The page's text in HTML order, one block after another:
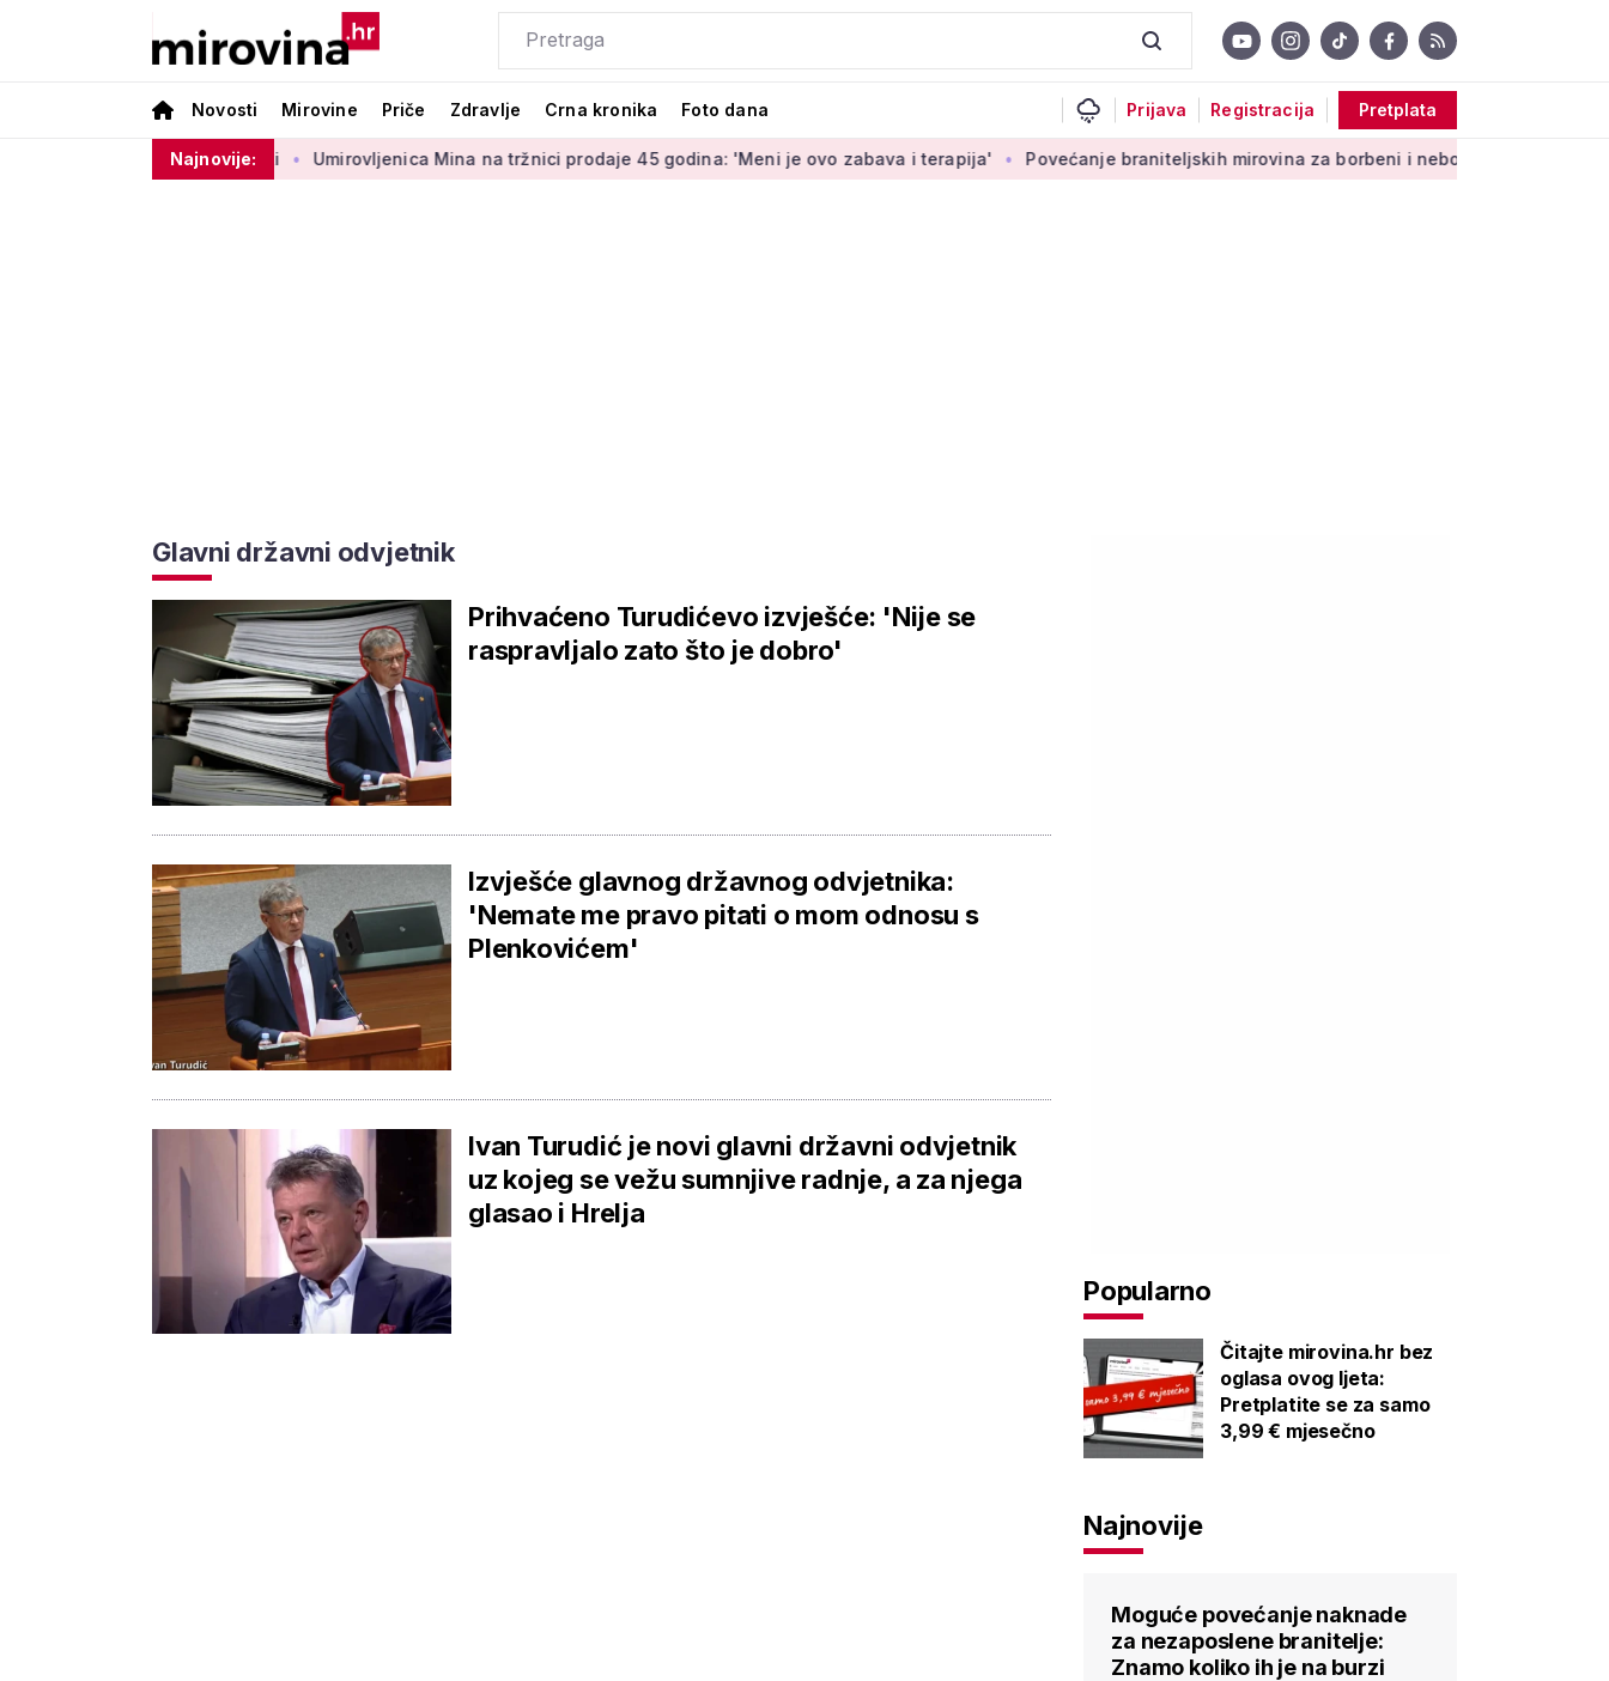
Novosti Mirovine Priče Zdravlje Crna kronika Foto dana Prijava Registracija Pretplata
Najnovije:
sektora 50 centi Umirovljenica Mina na tržnici prodaje 45 godina: 'Meni je ovo zabava i terapija' Povećanje braniteljskih mirovina za borbeni i neborbeni sektor od početka
Glavni državni odvjetnik
Prihvaćeno Turudićevo izvješće: 'Nije se
raspravljalo zato što je dobro'
Izvješće glavnog državnog odvjetnika:
'Nemate me pravo pitati o mom odnosu s
Plenkovićem'
Ivan Turudić je novi glavni državni odvjetnik
uz kojeg se vežu sumnjive radnje, a za njega
glasao i Hrelja
Popularno
Čitajte mirovina.hr bez
oglasa ovog ljeta:
Pretplatite se za samo
3,99 € mjesečno
Najnovije
Moguće povećanje naknade
za nezaposlene branitelje:
Znamo koliko ih je na burzi